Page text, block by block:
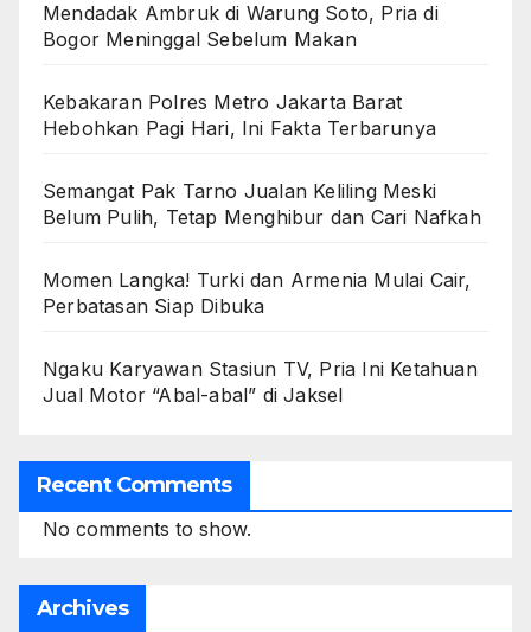
Mendadak Ambruk di Warung Soto, Pria di
Bogor Meninggal Sebelum Makan
Kebakaran Polres Metro Jakarta Barat
Hebohkan Pagi Hari, Ini Fakta Terbarunya
Semangat Pak Tarno Jualan Keliling Meski
Belum Pulih, Tetap Menghibur dan Cari Nafkah
Momen Langka! Turki dan Armenia Mulai Cair,
Perbatasan Siap Dibuka
Ngaku Karyawan Stasiun TV, Pria Ini Ketahuan
Jual Motor “Abal-abal” di Jaksel
Recent Comments
No comments to show.
Archives